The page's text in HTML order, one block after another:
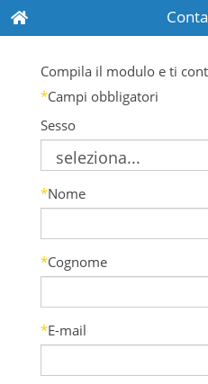
Compila il modulo e ti
*Campi obbligatori
Sesso
*Nome
*Cognome
*E-mail